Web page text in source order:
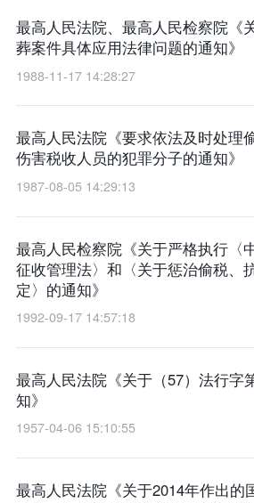
最高人民法院、最高人民检察院《
葬案件具体应用法律问题的通知》
1988-11-17 14:28:27
最高人民法院《要求依法及时处理
伤害税收人员的犯罪分子的通知》
1987-08-05 14:29:13
最高人民检察院《关于严格执行〈
征收管理法〉和〈关于惩治偷税、
定〉的通知》
1992-09-17 14:57:18
最高人民法院《关于（57）法行字
知》
1957-04-06 15:10:55
最高人民法院《关于2014年作出的